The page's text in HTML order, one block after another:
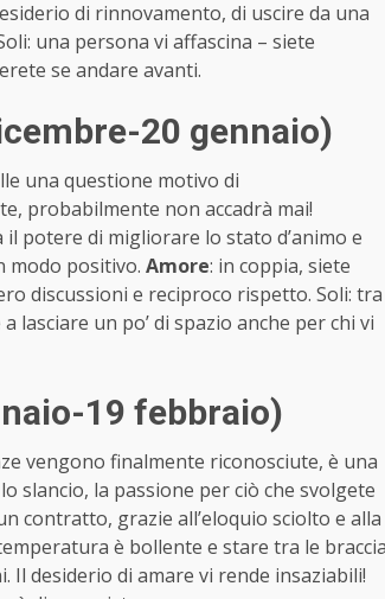
di rinnovamento, di uscire da una
una persona vi affascina – siete
se andare avanti.
20 gennaio)
una questione motivo di
probabilmente non accadrà mai!
potere di migliorare lo stato d’animo e
modo positivo. Amore: in coppia, siete
discussioni e reciproco rispetto. Soli: tra
lasciare un po’ di spazio anche per chi vi
19 febbraio)
vengono finalmente riconosciute, è una
slancio, la passione per ciò che svolgete
contratto, grazie all’eloquio sciolto e alla
è bollente e stare tra le
Il desiderio di amare vi rende insaziabili!